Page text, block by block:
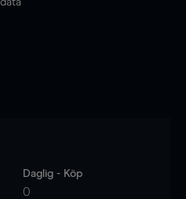
Daglig - Köp
0